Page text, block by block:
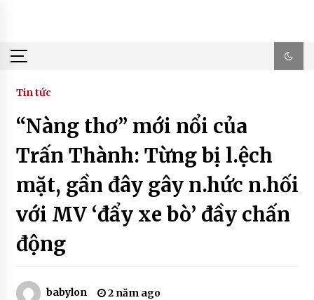
Tin tức
“Nàng thơ” mới nổi của
Trấn Thành: Từng bị l.ệch
mặt, gần đây gây n.hức n.hối
với MV ‘đẩy xe bò’ đầy chấn
động
babylon 2 năm ago